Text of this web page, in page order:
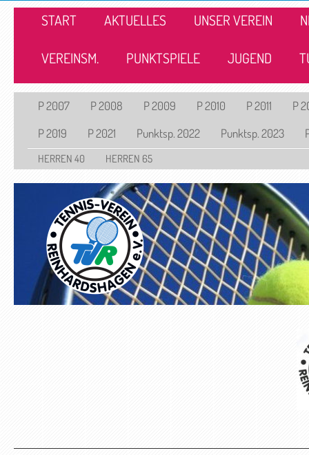
START AKTUELLES UNSER VEREIN
VEREINSM. PUNKTSPIELE JUGEND
P 2007 P 2008 P 2009 P 2010 P 2011
P
P 2019
P 2021 Punktsp. 2022 Punktsp. 2023
HERREN 40 HERREN 65